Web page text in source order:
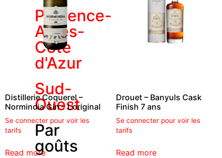
Provence-
Alpes-
Côte
d'Azur
Sud-
Ouest
Par
goûts
Distillerie Coquerel –
Normindia Gin – L’original
Se connecter pour voir les
tarifs
Read more
Drouet – Banyuls Cask
Finish 7 ans
Se connecter pour voir les
tarifs
Read more